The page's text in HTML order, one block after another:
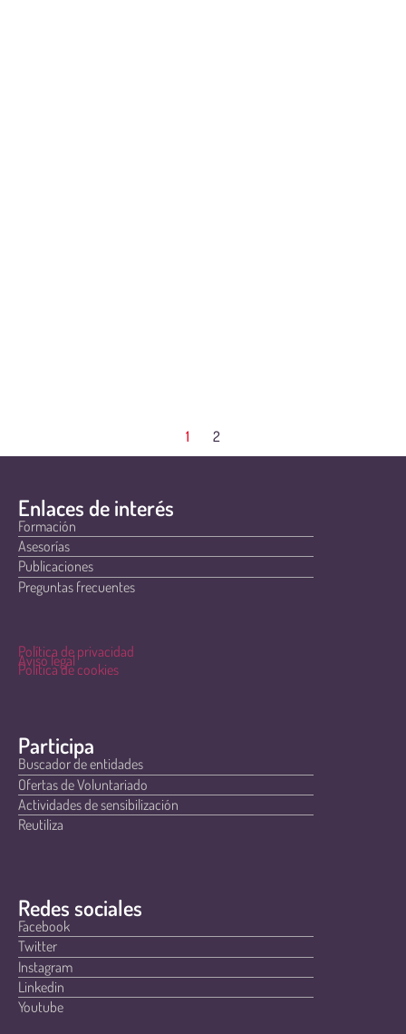
1 2
Enlaces de interés
Formación
Asesorías
Publicaciones
Preguntas frecuentes
Política de privacidad
Aviso legal
Política de cookies
Participa
Buscador de entidades
Ofertas de Voluntariado
Actividades de sensibilización
Reutiliza
Redes sociales
Facebook
Twitter
Instagram
Linkedin
Youtube